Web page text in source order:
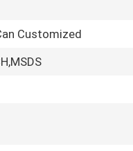
Customized